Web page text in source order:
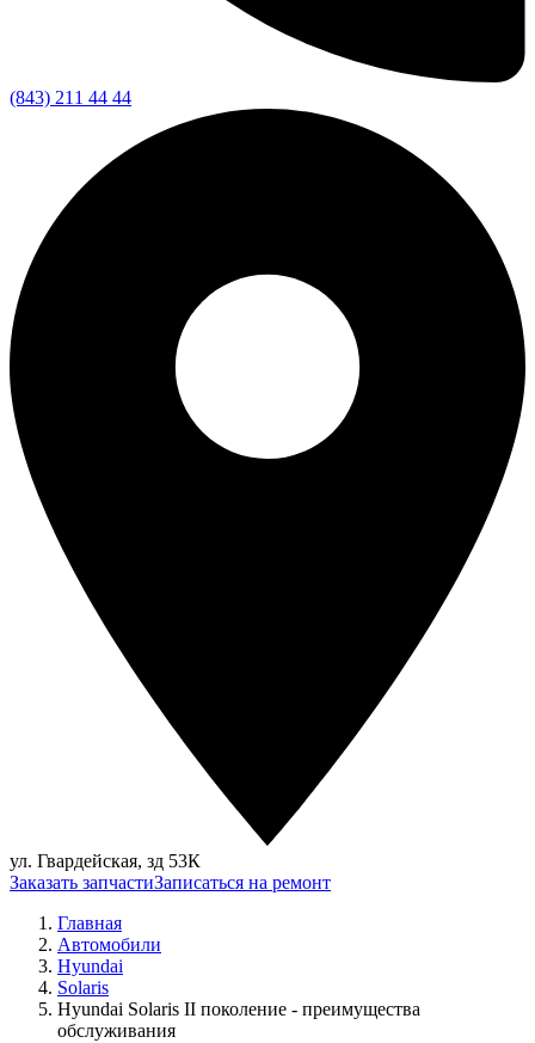
(843) 211 44 44
ул. Гвардейская, зд 53К
Заказать запчастиЗаписаться на ремонт
Главная
Автомобили
Hyundai
Solaris
Hyundai Solaris II поколение - преимущества
обслуживания